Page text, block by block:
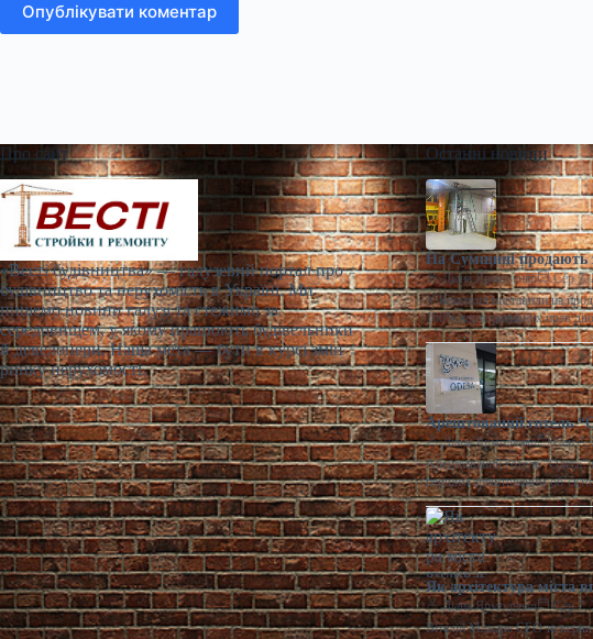
Опублікувати коментар
Про сайт
«Весті будівництва» — галузевий портал про
будівництво та нерухомість в Україні. Ми
пишемо новини галузі та стежимо за
середовищем, у якому працюють будівельники
й девелопери. Наша мета — бути в курсі змін
ринку нерухомості.
Останні новини
На Сумщині продають
Діана Ярмоленко
Сер 7,
У Конотопі виставили на
100% корпоративних прав
Арештований готель
Діана Ярмоленко
Сер 7,
Арештований готель "Одеса"
першим арештованим
Як архітектура міста
Діана Ярмоленко
Сер 7,
Віталій Мажара CEO та